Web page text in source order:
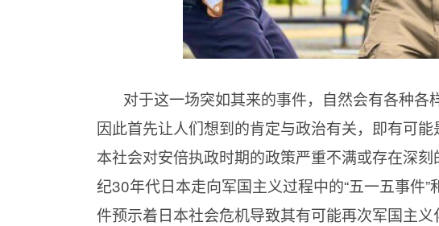
对于这一场突如其来的事件，自然会有各种各
因此首先让人们想到的肯定与政治有关，即有可
本社会对安倍执政时期的政策严重不满或存在深
纪30年代日本走向军国主义过程中的“五一五事件
件预示着日本社会危机导致其有可能再次军国主